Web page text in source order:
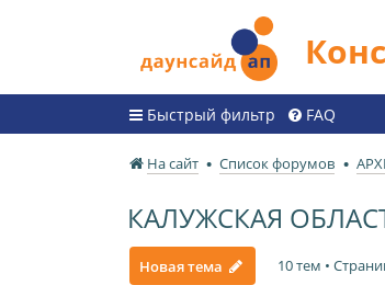
Быстрый фильтр FAQ
На сайт Список форумов
КАЛУЖСКАЯ
Новая тема 10 тем •